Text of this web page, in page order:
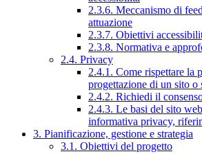
2.3.6. Meccanismo di
attuazione
2.3.7. Obiettivi
2.3.8. Normativa e
2.4. Privacy
2.4.1. Come rispettare la
progettazione di un sito
2.4.2. Richiedi il
2.4.3. Le basi del sito
informativa privacy,
3. Pianificazione, gestione e strategia
3.1. Obiettivi del progetto